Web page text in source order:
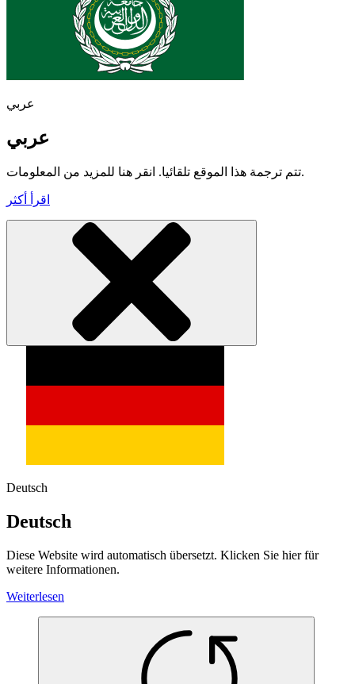
عربي
عربي
تتم ترجمة هذا الموقع تلقائيا. انقر هنا للمزيد من المعلومات.
اقرأ أكثر
Deutsch
Deutsch
Diese Website wird automatisch übersetzt. Klicken Sie hier für
weitere Informationen.
Weiterlesen